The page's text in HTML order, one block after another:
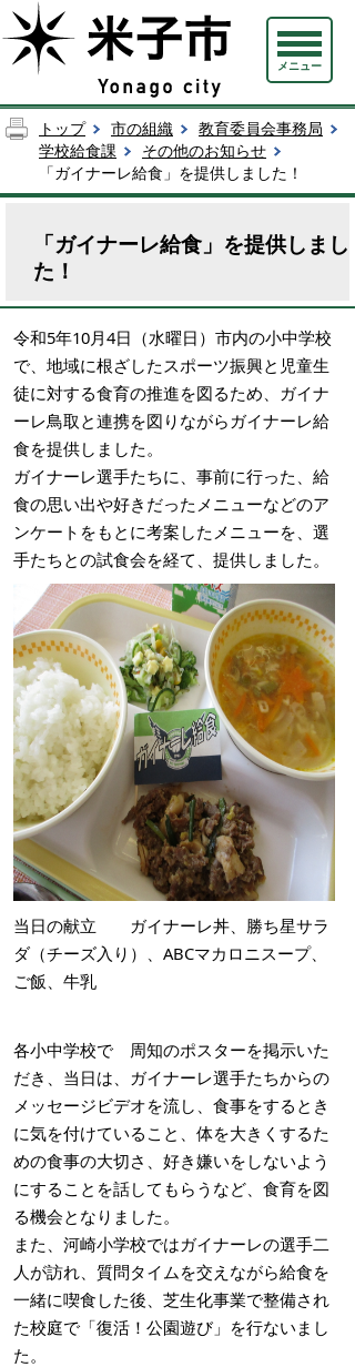
メニュー
トップ 市の組織
教育委員会事務局
学校給食課
その他のお知らせ
「ガイナーレ給食」を提供しました！
「ガイナーレ給食」を提供しまし
た！
令和5年10月4日（水曜日）市内の小中学校
で、地域に根ざしたスポーツ振興と児童生
徒に対する食育の推進を図るため、ガイナ
ーレ鳥取と連携を図りながらガイナーレ給
食を提供しました。
ガイナーレ選手たちに、事前に行った、給
食の思い出や好きだったメニューなどのア
ンケートをもとに考案したメニューを、選
手たちとの試食会を経て、提供しました。
当日の献立 ガイナーレ丼、勝ち星サラ
ダ（チーズ入り）、ABCマカロニスープ、
ご飯、牛乳
各小中学校で 周知のポスターを掲示いた
だき、当日は、ガイナーレ選手たちからの
メッセージビデオを流し、食事をするとき
に気を付けていること、体を大きくするた
めの食事の大切さ、好き嫌いをしないよう
にすることを話してもらうなど、食育を図
る機会となりました。
また、河崎小学校ではガイナーレの選手二
人が訪れ、質問タイムを交えながら給食を
一緒に喫食した後、芝生化事業で整備され
た校庭で「復活！公園遊び」を行ないまし
た。